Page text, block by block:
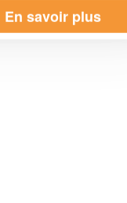
plus